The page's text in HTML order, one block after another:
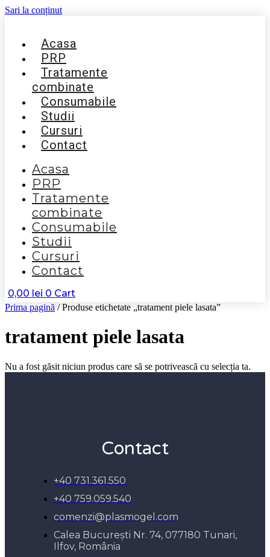
Sari la conținut
Acasa
PRP
Tratamente
combinate
Consumabile
Studii
Cursuri
Contact
Acasa
PRP
Tratamente
combinate
Consumabile
Studii
Cursuri
Contact
0,00 lei 0 Cart
Prima pagină / Produse etichetate „tratament piele lasata”
tratament piele lasata
Nu a fost găsit niciun produs care să se potrivească cu selecția ta.
Contact
+40 731.361.550
+40 759.059.540
comenzi@plasmogel.com
Calea București Nr. 74, 077180 Tunari,
Ilfov, România